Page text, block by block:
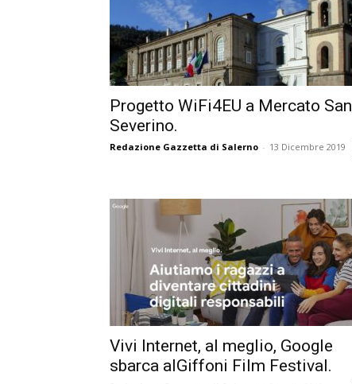
Progetto WiFi4EU a Mercato San
Severino.
Redazione Gazzetta di Salerno - 13 Dicembre 2019
Vivi Internet, al meglio, Google
sbarca alGiffoni Film Festival.